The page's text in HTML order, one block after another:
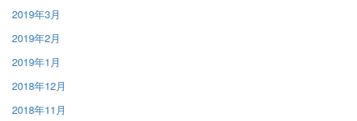
2019年3月
2019年2月
2019年1月
2018年12月
2018年11月